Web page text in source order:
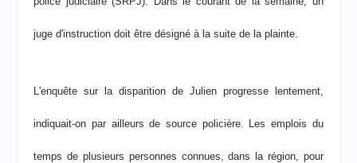
juge d'instruction doit être désigné à la suite de la plainte.
L'enquête sur la disparition de Julien progresse lentement,
indiquait-on par ailleurs de source policière. Les emplois du
temps de plusieurs personnes connues, dans la région, pour